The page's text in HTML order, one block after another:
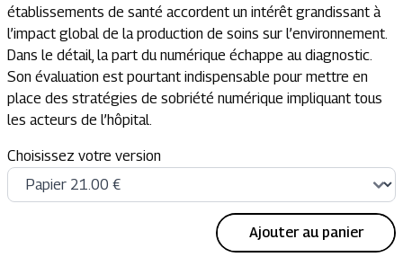
établissements de santé accordent un intérêt grandissant à
l’impact global de la production de soins sur l’environnement.
Dans le détail, la part du numérique échappe au diagnostic.
Son évaluation est pourtant indispensable pour mettre en
place des stratégies de sobriété numérique impliquant tous
les acteurs de l’hôpital.
Choisissez votre version
Ajouter au panier